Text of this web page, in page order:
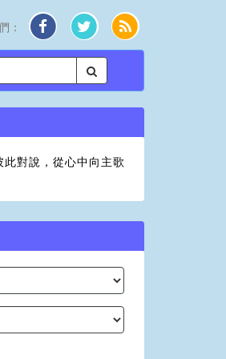
：
對說，從心中向主歌